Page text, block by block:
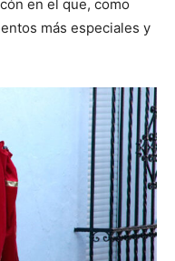
en el que, como
más especiales y